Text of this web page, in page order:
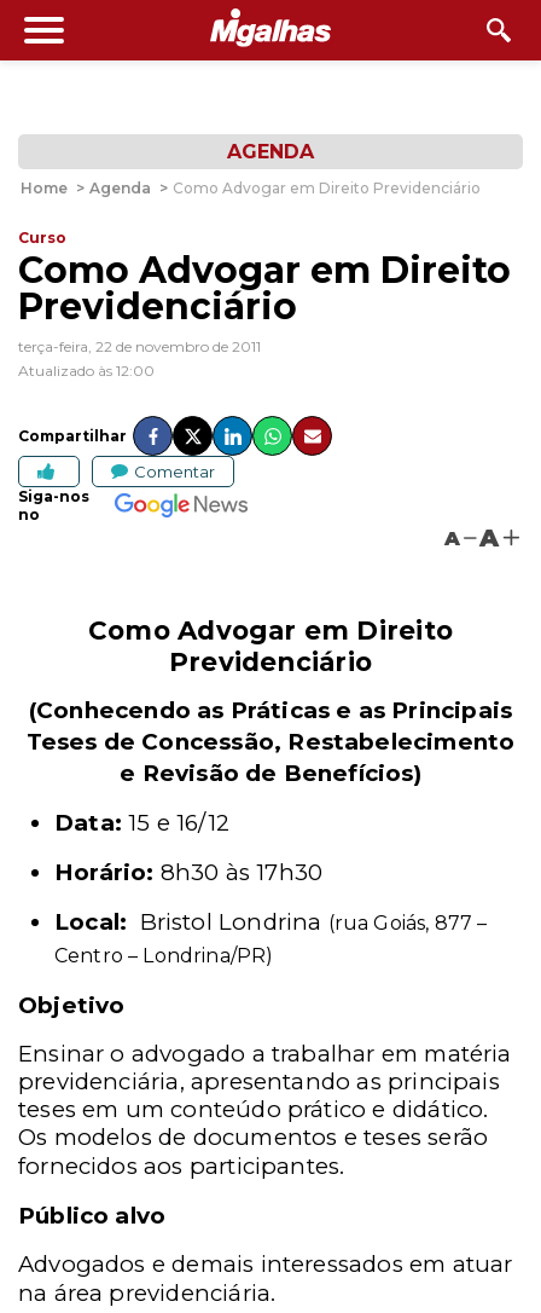
AGENDA
Home > Agenda > Como Advogar em Direito Previdenciário
Curso
Como Advogar em Direito
Previdenciário
terça-feira, 22 de novembro de 2011
Atualizado às 12:00
Compartilhar
Comentar
Siga-nos
no
A A
Como Advogar em Direito
Previdenciário
(Conhecendo as Práticas e as Principais
Teses de Concessão, Restabelecimento
e Revisão de Benefícios)
Data: 15 e 16/12
Horário: 8h30 às 17h30
Local: Bristol Londrina (rua Goiás, 877 –
Centro – Londrina/PR)
Objetivo
Ensinar o advogado a trabalhar em matéria
previdenciária, apresentando as principais
teses em um conteúdo prático e didático.
Os modelos de documentos e teses serão
fornecidos aos participantes.
Público alvo
Advogados e demais interessados em atuar
na área previdenciária.